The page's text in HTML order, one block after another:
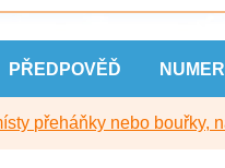
PŘEDPOVĚĎ
přeháňky nebo bouřky,